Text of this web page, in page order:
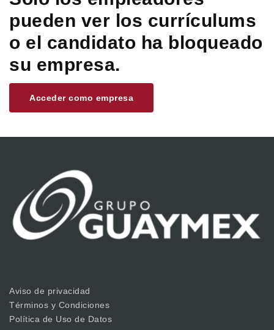
pueden ver los currículums
o el candidato ha bloqueado
su empresa.
Acceder como empresa
Aviso de privacidad
Términos y Condiciones
Política de Uso de Datos